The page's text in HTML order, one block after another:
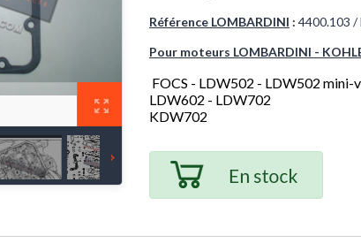
Référence LOMBARDINI : 4400.103 /
Pour moteurs LOMBARDINI -
FOCS - LDW502 - LDW502 mini-
LDW602 - LDW702
KDW702